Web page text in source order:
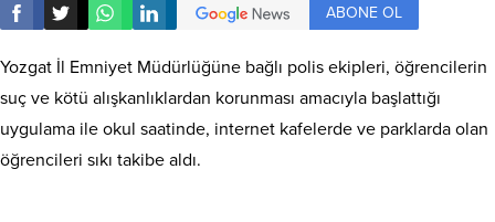
ABONE OL
Yozgat İl Emniyet Müdürlüğüne bağlı polis ekipleri, öğrencilerin
suç ve kötü alışkanlıklardan korunması amacıyla başlattığı
uygulama ile okul saatinde, internet kafelerde ve parklarda olan
öğrencileri sıkı takibe aldı.